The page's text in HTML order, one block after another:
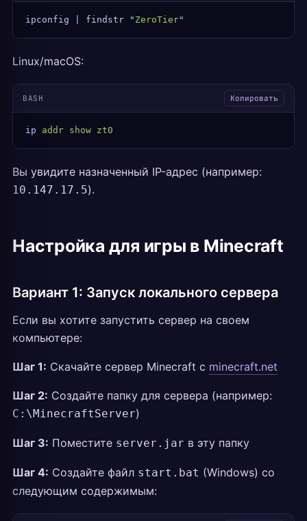
ipconfig findstr " ZeroTier"
Linux/macOS:
BASH Копировать
ip addr show zt0
Вы увидите назначенный IP-адрес (например:
10.147.17.5).
Настройка для игры в Minecraft
Вариант 1: Запуск локального сервера
Если вы хотите запустить сервер на своем
компьютере:
Шаг 1: Скачайте сервер Minecraft с minecraft.net
Шаг 2: Создайте папку для сервера (например:
C:\MinecraftServer)
Шаг 3: Поместите server.jar в эту папку
Шаг 4: Создайте файл start.bat (Windows) со
следующим содержимым: